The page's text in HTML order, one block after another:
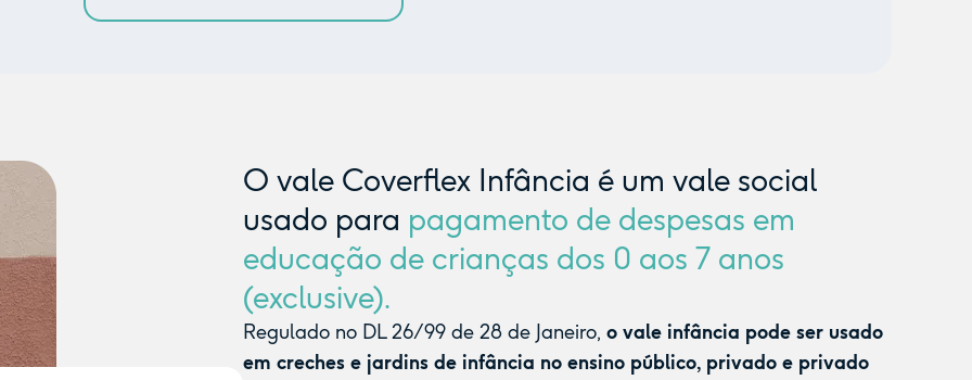
O vale Coverflex Infância é um vale social
usado para pagamento de despesas em
educação de crianças dos 0 aos 7 anos
(exclusive).
Regulado no DL 26/99 de 28 de Janeiro, o vale infância pode ser usado
em creches e jardins de infância no ensino público, privado e privado